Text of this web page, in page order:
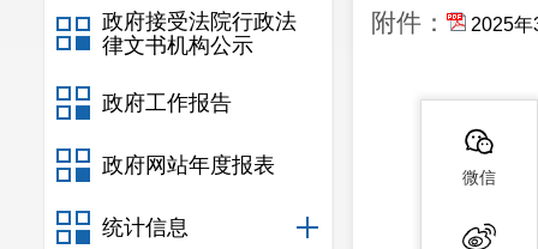
政府接受法院行政法
律文书机构公示
政府工作报告
政府网站年度报表
统计信息
附件 ： 2025
微信